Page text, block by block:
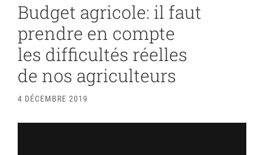
Budget agricole: il faut
prendre en compte
les difficultés réelles
de nos agriculteurs
4 DÉCEMBRE 2019